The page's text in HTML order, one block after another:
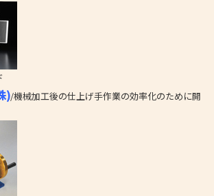
)/機械加工後の仕上げ手作業の効率化のために開